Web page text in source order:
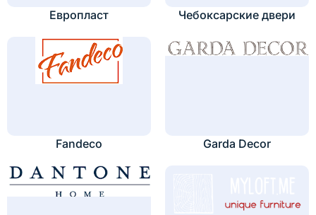
Европласт Чебоксарские двери
Fandeco Garda Decor